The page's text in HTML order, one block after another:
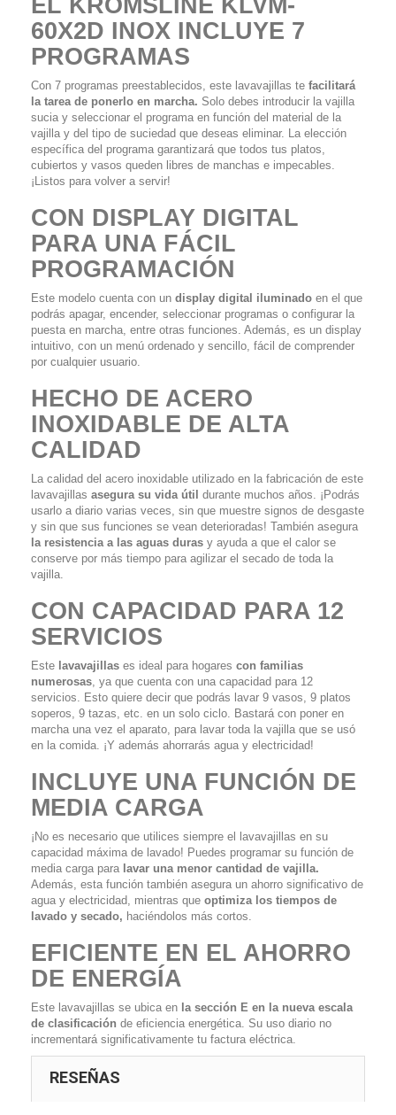
EL KROMSLINE KLVM-
60X2D INOX INCLUYE 7
PROGRAMAS
Con 7 programas preestablecidos, este lavavajillas te facilitará
la tarea de ponerlo en marcha. Solo debes introducir la vajilla
sucia y seleccionar el programa en función del material de la
vajilla y del tipo de suciedad que deseas eliminar. La elección
específica del programa garantizará que todos tus platos,
cubiertos y vasos queden libres de manchas e impecables.
¡Listos para volver a servir!
CON DISPLAY DIGITAL
PARA UNA FÁCIL
PROGRAMACIÓN
Este modelo cuenta con un display digital iluminado en el que
podrás apagar, encender, seleccionar programas o configurar la
puesta en marcha, entre otras funciones. Además, es un display
intuitivo, con un menú ordenado y sencillo, fácil de comprender
por cualquier usuario.
HECHO DE ACERO
INOXIDABLE DE ALTA
CALIDAD
La calidad del acero inoxidable utilizado en la fabricación de este
lavavajillas asegura su vida útil durante muchos años. ¡Podrás
usarlo a diario varias veces, sin que muestre signos de desgaste
y sin que sus funciones se vean deterioradas! También asegura
la resistencia a las aguas duras y ayuda a que el calor se
conserve por más tiempo para agilizar el secado de toda la
vajilla.
CON CAPACIDAD PARA 12
SERVICIOS
Este lavavajillas es ideal para hogares con familias
numerosas, ya que cuenta con una capacidad para 12
servicios. Esto quiere decir que podrás lavar 9 vasos, 9 platos
soperos, 9 tazas, etc. en un solo ciclo. Bastará con poner en
marcha una vez el aparato, para lavar toda la vajilla que se usó
en la comida. ¡Y además ahorrarás agua y electricidad!
INCLUYE UNA FUNCIÓN DE
MEDIA CARGA
¡No es necesario que utilices siempre el lavavajillas en su
capacidad máxima de lavado! Puedes programar su función de
media carga para lavar una menor cantidad de vajilla.
Además, esta función también asegura un ahorro significativo de
agua y electricidad, mientras que optimiza los tiempos de
lavado y secado, haciéndolos más cortos.
EFICIENTE EN EL AHORRO
DE ENERGÍA
Este lavavajillas se ubica en la sección E en la nueva escala
de clasificación de eficiencia energética. Su uso diario no
incrementará significativamente tu factura eléctrica.
RESEÑAS